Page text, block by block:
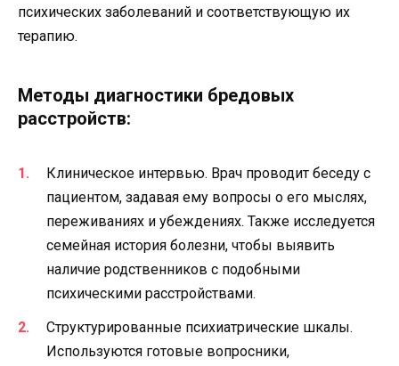
психических заболеваний и соответствующую их
терапию.
Методы диагностики бредовых
расстройств:
Клиническое интервью. Врач проводит беседу с
пациентом, задавая ему вопросы о его мыслях,
переживаниях и убеждениях. Также исследуется
семейная история болезни, чтобы выявить
наличие родственников с подобными
психическими расстройствами.
Структурированные психиатрические шкалы.
Используются готовые вопросники,